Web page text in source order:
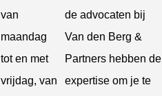
van
maandag
tot en met
vrijdag, van
de advocaten bij
Van den Berg &
Partners hebben de
expertise om je te